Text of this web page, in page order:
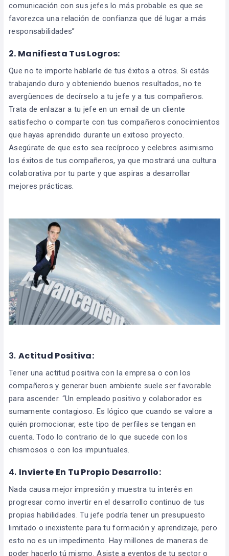
comunicación con sus jefes lo más probable es que se
favorezca una relación de confianza que dé lugar a más
responsabilidades”
2. Manifiesta Tus Logros:
Que no te importe hablarle de tus éxitos a otros. Si estás
trabajando duro y obteniendo buenos resultados, no te
avergüences de decírselo a tu jefe y a tus compañeros.
Trata de enlazar a tu jefe en un email de un cliente
satisfecho o comparte con tus compañeros conocimientos
que hayas aprendido durante un exitoso proyecto.
Asegúrate de que esto sea recíproco y celebres asimismo
los éxitos de tus compañeros, ya que mostrará una cultura
colaborativa por tu parte y que aspiras a desarrollar
mejores prácticas.
3. Actitud Positiva:
Tener una actitud positiva con la empresa o con los
compañeros y generar buen ambiente suele ser favorable
para ascender. “Un empleado positivo y colaborador es
sumamente contagioso. Es lógico que cuando se valore a
quién promocionar, este tipo de perfiles se tengan en
cuenta. Todo lo contrario de lo que sucede con los
chismosos o con los impuntuales.
4. Invierte En Tu Propio Desarrollo:
Nada causa mejor impresión y muestra tu interés en
progresar como invertir en el desarrollo continuo de tus
propias habilidades. Tu jefe podría tener un presupuesto
limitado o inexistente para tu formación y aprendizaje, pero
esto no es un impedimento. Hay millones de maneras de
poder hacerlo tú mismo. Asiste a eventos de tu sector o